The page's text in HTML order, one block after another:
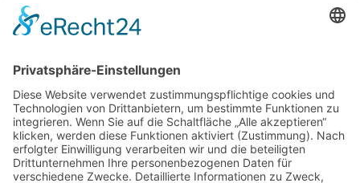
Text: Barbara Säckl Bild: Claus Wörz
zurück
Links